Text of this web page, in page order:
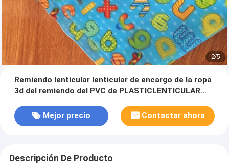
2/5
Remiendo lenticular lenticular de encargo de la ropa
3d del remiendo del PVC de PLASTICLENTICULAR
la camisetaMejor precio Contactar ahora
Descripción De Producto